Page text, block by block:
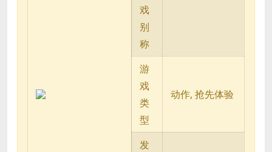
戏
别
称
游
戏
类
型
动作, 抢先体验
发